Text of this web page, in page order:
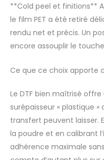
**Cold peel et finitions**
le film PET a été retiré
rendu net et précis. Un
encore assouplir le
Ce que ce choix apporte
Le DTF bien maîtrisé
surépaisseur « plastique
transfert peuvent laisser.
la poudre et en calibrant
adhérence maximale